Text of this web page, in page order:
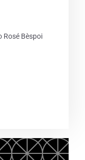
Rosé Bèspoi